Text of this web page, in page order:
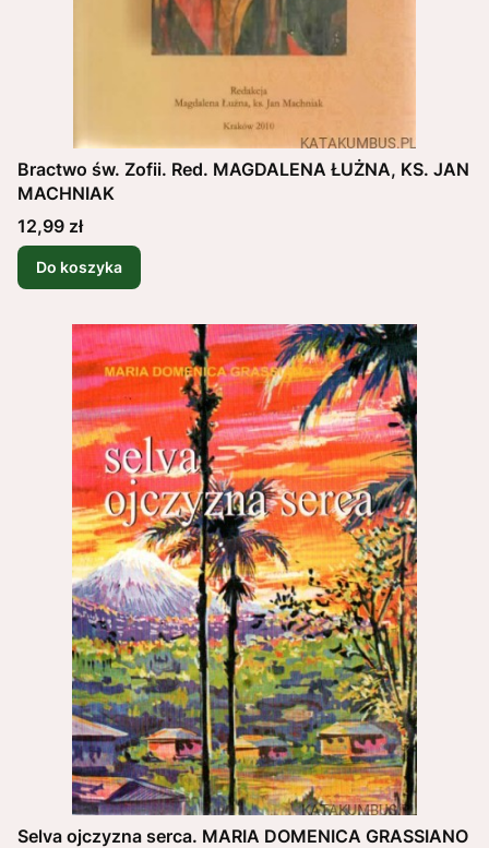
Bractwo św. Zofii. Red. MAGDALENA ŁUŻNA, KS. JAN
MACHNIAK
Cena
12,99 zł
Do koszyka
Selva ojczyzna serca. MARIA DOMENICA GRASSIANO